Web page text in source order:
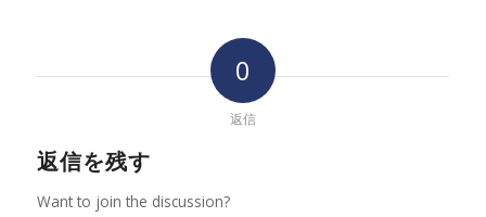
0
返信
返信を残す
Want to join the discussion?